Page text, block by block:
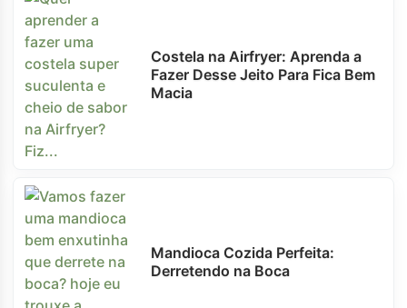
Costela na Airfryer: Aprenda a
Fazer Desse Jeito Para Fica Bem
Macia
Mandioca Cozida Perfeita:
Derretendo na Boca